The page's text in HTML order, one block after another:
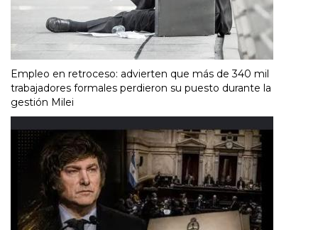
Empleo en retroceso: advierten que más de 340 mil
trabajadores formales perdieron su puesto durante la
gestión Milei